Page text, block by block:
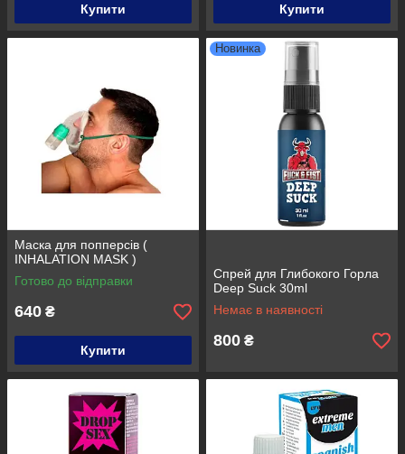
Купити Купити
Маска для попперсів (
INHALATION MASK )
Готово до відправки
640 ₴
Купити
Новинка
Спрей для Глибокого Горла
Deep Suck 30ml
Немає в наявності
800 ₴